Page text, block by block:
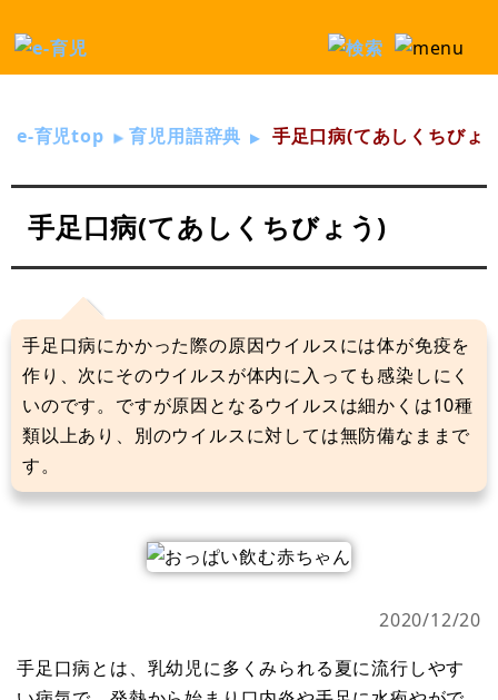
e-育児top 育児用語辞典 手足口病(てあしくちびょ
手足口病(てあしくちびょう)
手足口病にかかった際の原因ウイルスには体が免疫を
作り、次にそのウイルスが体内に入っても感染しにく
いのです。ですが原因となるウイルスは細かくは10種
類以上あり、別のウイルスに対しては無防備なままで
す。
2020/12/20
手足口病とは、乳幼児に多くみられる夏に流行しやす